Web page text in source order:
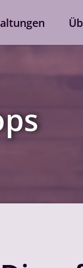
ohne